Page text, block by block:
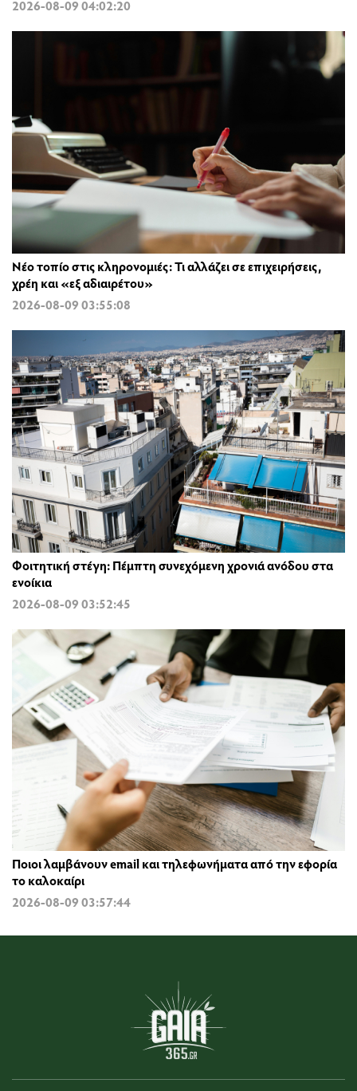
2026-08-09 04:02:20
Νέο τοπίο στις κληρονομιές: Τι αλλάζει σε επιχειρήσεις,
χρέη και «εξ αδιαιρέτου»
2026-08-09 03:55:08
Φοιτητική στέγη: Πέμπτη συνεχόμενη χρονιά ανόδου στα
ενοίκια
2026-08-09 03:52:45
Ποιοι λαμβάνουν email και τηλεφωνήματα από την εφορία
το καλοκαίρι
2026-08-09 03:57:44